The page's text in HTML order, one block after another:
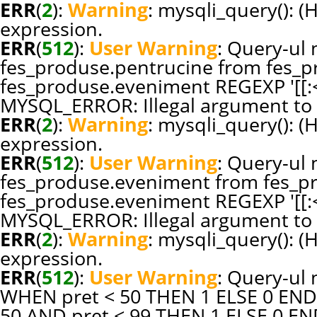
ERR(2): Warning: mysqli_query():
expression.
ERR(512): User Warning: Query-ul
fes_produse.pentrucine from
fes_produse.eveniment REGEXP
MYSQL_ERROR: Illegal argument
ERR(2):Warning: mysqli_query():
expression.
ERR(512): User Warning: Query-ul
fes_produse.eveniment from
fes_produse.eveniment REGEXP
MYSQL_ERROR: Illegal argument
ERR(2):Warning: mysqli_query():
expression.
ERR(512): User Warning: Query-ul
WHEN pret < 50 THEN 1 ELSE 0